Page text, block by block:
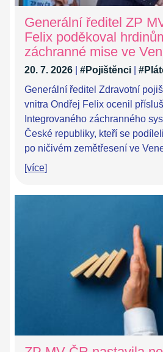
Generální ředitel ZP
Felix poděkoval
záchranné mise ve
20. 7. 2026 #Pojištěnci
Generální ředitel Zdravotní
vnitra Ondřej Felix ocenil
Integrovaného záchranného
České republiky, kteří se
po ničivém zemětřesení ve
[více]